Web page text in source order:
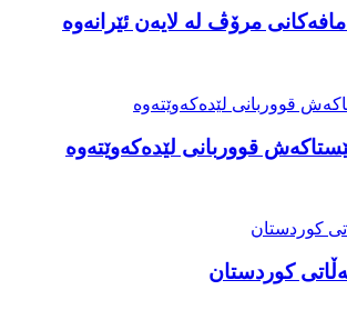
مرۆڤ لە لایەن ئێرانەوە
قووربانی لێدەکەوێتەوە